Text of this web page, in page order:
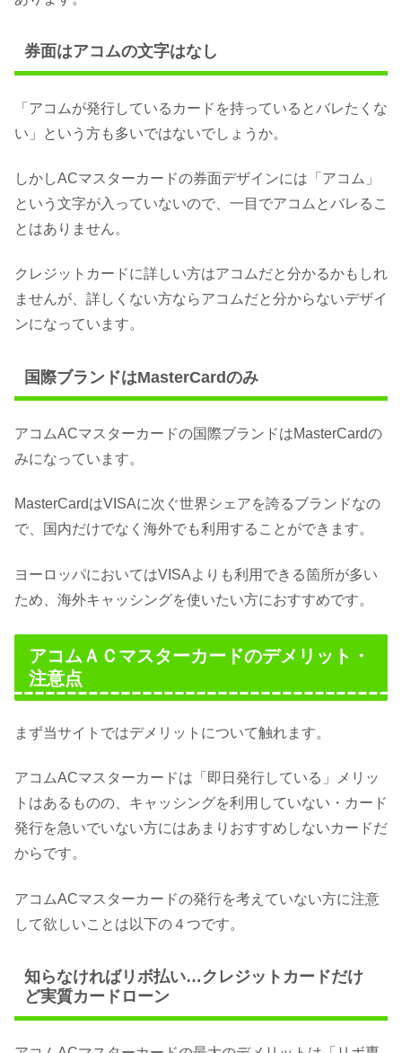
券面はアコムの文字はなし
「アコムが発行しているカードを持っているとバレたくな
い」という方も多いではないでしょうか。
しかしACマスターカードの券面デザインには「アコム」
という文字が入っていないので、一目でアコムとバレるこ
とはありません。
クレジットカードに詳しい方はアコムだと分かるかもしれ
ませんが、詳しくない方ならアコムだと分からないデザイ
ンになっています。
国際ブランドはMasterCardのみ
アコムACマスターカードの国際ブランドはMasterCardの
みになっています。
MasterCardはVISAに次ぐ世界シェアを誇るブランドなの
で、国内だけでなく海外でも利用することができます。
ヨーロッパにおいてはVISAよりも利用できる箇所が多い
ため、海外キャッシングを使いたい方におすすめです。
アコムＡＣマスターカードのデメリット・
注意点
まず当サイトではデメリットについて触れます。
アコムACマスターカードは「即日発行している」メリッ
トはあるものの、キャッシングを利用していない・カード
発行を急いでいない方にはあまりおすすめしないカードだ
からです。
アコムACマスターカードの発行を考えていない方に注意
して欲しいことは以下の４つです。
知らなければリボ払い…クレジットカードだけ
ど実質カードローン